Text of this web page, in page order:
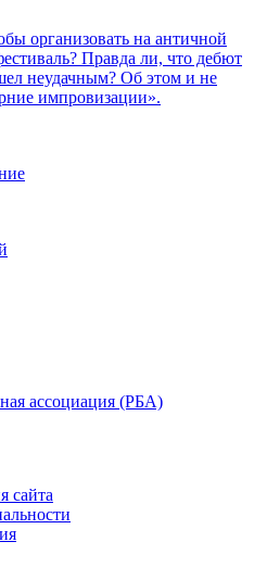
организовать на античной
Правда ли, что дебют
неудачным? Об этом и не
импровизации».
ассоциация (РБА)
сайта